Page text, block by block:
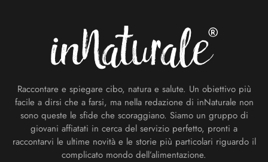
Raccontare e spiegare cibo, natura e salute. Un obiettivo più
facile a dirsi che a farsi, ma nella redazione di inNaturale non
sono queste le sfide che scoraggiano. Siamo un gruppo di
giovani affiatati in cerca del servizio perfetto, pronti a
raccontarvi le ultime novità e le storie più particolari riguardo il
complicato mondo dell’alimentazione.